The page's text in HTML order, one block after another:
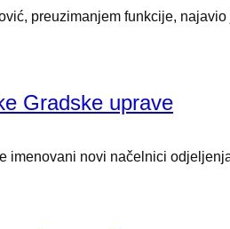
preuzimanjem funkcije,
Gradske uprave
imenovani novi načelnici